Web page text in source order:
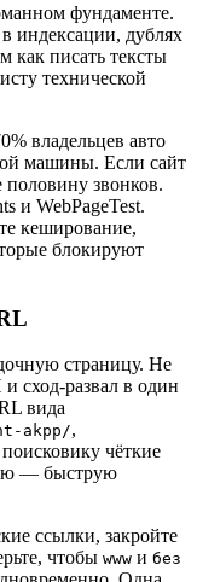
фундаменте.
индексации, дублях
как писать тексты
технической
владельцев авто
машины. Если сайт
половину звонков.
и WebPageTest.
кеширование,
блокируют
страницу. Не
сход-развал в один
вида
akpp/,
чёткие
— быструю
ссылки, закройте
чтобы www и без